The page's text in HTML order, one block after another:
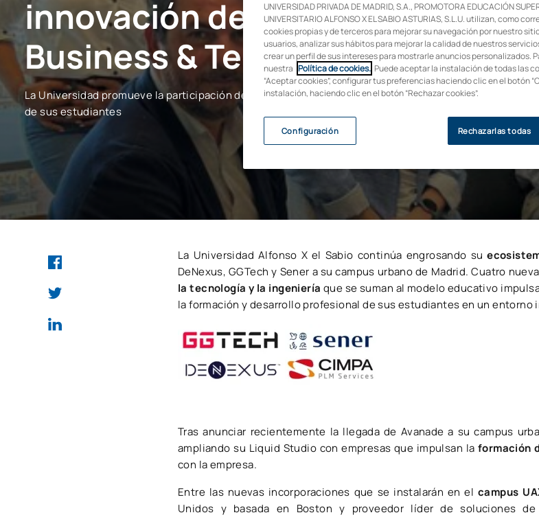
innovación del Campus UAX
Business & Tech
La Universidad promueve la participación de empresas en la formación y desarrollo profesional
de sus estudiantes
La Universidad Alfonso X el Sabio continúa engrosando su
DeNexus, GGTech y Sener a su campus urbano de Madrid. Cuatro
la tecnología y la ingeniería que se suman al modelo educativo
la formación y desarrollo profesional de sus estudiantes en un entorno
Tras anunciar recientemente la llegada de Avanade a su campus
ampliando su Liquid Studio con empresas que impulsan la formación
con la empresa.
Entre las nuevas incorporaciones que se instalarán en el campus
Unidos y basada en Boston y proveedor líder de soluciones
UNIVERSIDAD PRIVADA DE MADRID, S.A., PROMOTORA EDUCACIÓN
UNIVERSITARIO ALFONSO X EL SABIO ASTURIAS, S.L.U. utilizan, como
cookies propias y de terceros para mejorar su navegación por nuestro
usuarios, analizar sus hábitos para mejorar la calidad de nuestros
crear un perfil de sus intereses para mostrarle anuncios personalizados.
nuestra Política de cookies. . Puede aceptar la instalación de todas las
“Aceptar cookies”, configurar tus preferencias haciendo clic en el botón
instalación, haciendo clic en el botón “Rechazar cookies”.
Rechazarlas todas
Configuración